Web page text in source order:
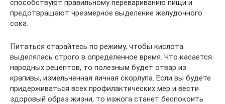
способствуют правильному перевариванию пищи и
предотвращают чрезмерное выделение желудочного
сока.
Питаться старайтесь по режиму, чтобы кислота
выделялась строго в определенное время. Что касается
народных рецептов, то полезным будет отвар из
крапивы, измельченная яичная скорлупа. Если вы будете
придерживаться всех профилактических мер и вести
здоровый образ жизни, то изжога станет беспокоить